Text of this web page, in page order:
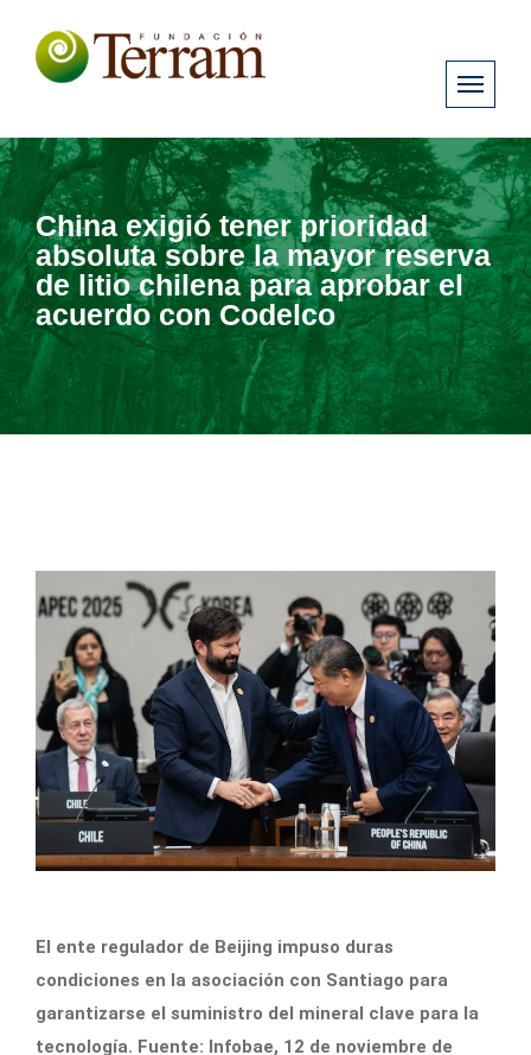
China exigió tener prioridad
absoluta sobre la mayor reserva
de litio chilena para aprobar el
acuerdo con Codelco
El ente regulador de Beijing impuso duras
condiciones en la asociación con Santiago para
garantizarse el suministro del mineral clave para la
tecnología. Fuente: Infobae, 12 de noviembre de